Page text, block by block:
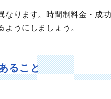
なります。時間制料金・成
ようにしましょう。
ること